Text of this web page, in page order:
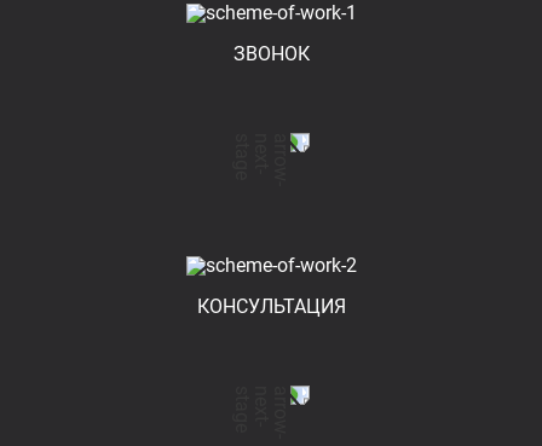
ЗВОНОК
КОНСУЛЬТАЦИЯ